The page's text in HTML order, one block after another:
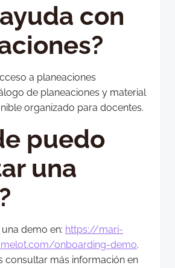
con
a planeaciones
de planeaciones y material
organizado para docentes.
puedo
una
demo en: https://mari-
onboarding-demo.
consultar más información en